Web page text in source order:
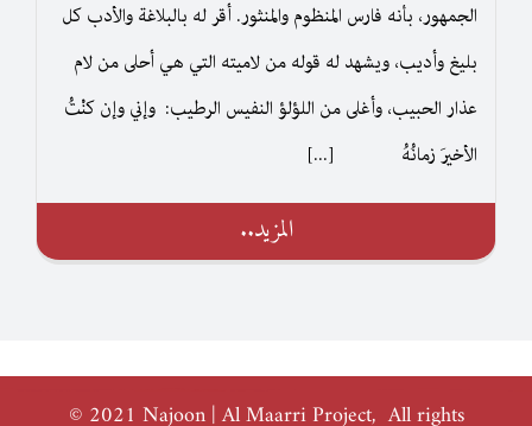
الجمهور، بأنه فارس المنظوم والمنثور. أقر له بالبلاغة والأدب كل
بليغ وأديب، ويشهد له قوله من لاميته التي هي أحلى من لام
عذار الحبيب، وأغلى من اللؤلؤ النفيس الرطيب: وإني وإن كنْتُ
الأخيرَ زمانُهُ [...]
المزيد..
© 2021 Najoon | Al Maarri Project, All rights